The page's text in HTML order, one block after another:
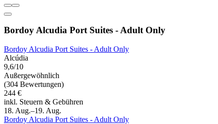
Bordoy Alcudia Port Suites - Adult Only
Bordoy Alcudia Port Suites - Adult Only
Alcúdia
9,6/10
Außergewöhnlich
(304 Bewertungen)
244 €
inkl. Steuern & Gebühren
18. Aug.–19. Aug.
Bordoy Alcudia Port Suites - Adult Only